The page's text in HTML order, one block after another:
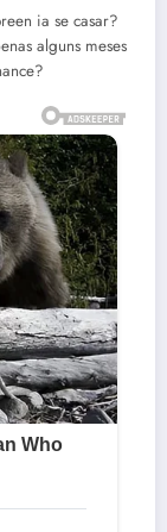
ia se casar?
alguns meses